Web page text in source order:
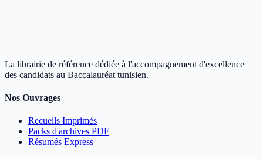
La librairie de référence dédiée à l'accompagnement d'excellence
des candidats au Baccalauréat tunisien.
Nos Ouvrages
Recueils Imprimés
Packs d'archives PDF
Résumés Express